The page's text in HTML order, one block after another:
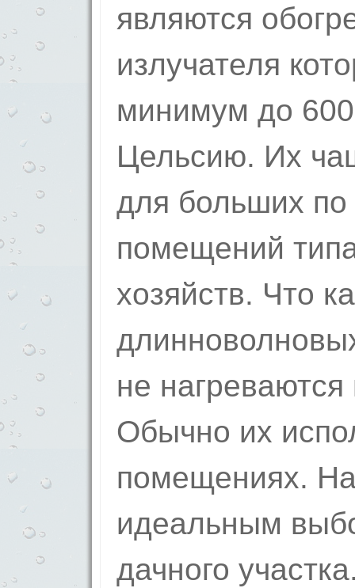
являются
излучателя
минимум до 600
Цельсию. Их
для больших
помещений
хозяйств. Что
не нагреваются
Обычно их
помещениях.
идеальным
дачного